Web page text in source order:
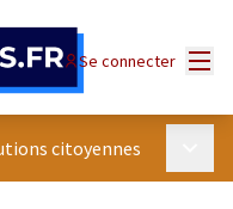
Se connecter
citoyennes